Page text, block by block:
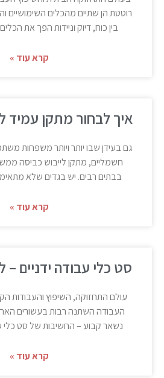
רוטטת הן שתיים מהכלים השימושיים
בין כוח, דיוק וניידות הפך את
קרא עוד »
איך לבחור מתקן עמיד
גם בעידן שבו יותר ויותר משפחות
חשמליים, מתקן לייבוש כביסה
בבתים רבים. יש בגדים שלא
קרא עוד »
סט כלי עבודה ידניים
עולם התחזוקה, השיפוץ והעבודות
העבודה השתנה רבות בעשורים
נשאר קבוע – החשיבות של סט כלי
קרא עוד »